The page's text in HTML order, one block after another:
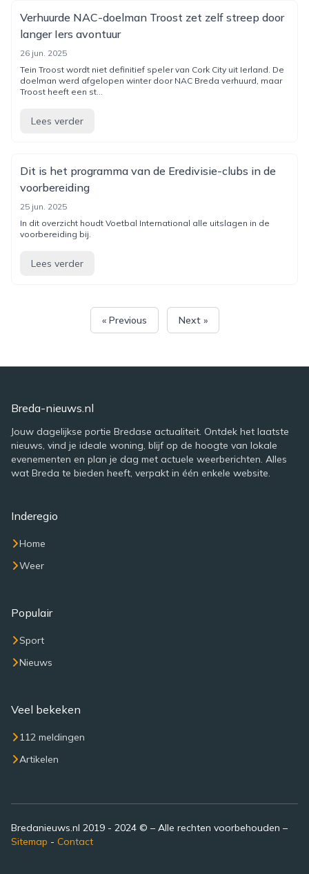
Verhuurde NAC-doelman Troost zet zelf streep door
langer Iers avontuur
26 jun. 2025
Tein Troost wordt niet definitief speler van Cork City uit Ierland. De
doelman werd afgelopen winter door NAC Breda verhuurd, maar
Troost heeft een st...
Lees verder
Dit is het programma van de Eredivisie-clubs in de
voorbereiding
25 jun. 2025
In dit overzicht houdt Voetbal International alle uitslagen in de
voorbereiding bij.
Lees verder
« Previous Next »
Breda-nieuws.nl
Jouw dagelijkse portie Bredase actualiteit. Ontdek het laatste
nieuws, vind je ideale woning, blijf op de hoogte van lokale
evenementen en plan je dag met actuele weerberichten. Alles
wat Breda te bieden heeft, verpakt in één enkele website.
Inderegio
Home
Weer
Populair
Sport
Nieuws
Veel bekeken
112 meldingen
Artikelen
Bredanieuws.nl 2019 - 2024 © – Alle rechten voorbehouden –
Sitemap - Contact